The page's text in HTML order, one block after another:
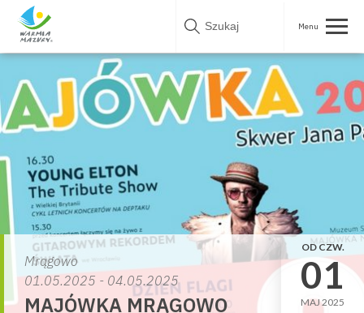
Skip
Mrągowo
01.05.2025 - 04.05.2025
MAJÓWKA MRĄGOWO
OD CZW.
01
MAJ 2025